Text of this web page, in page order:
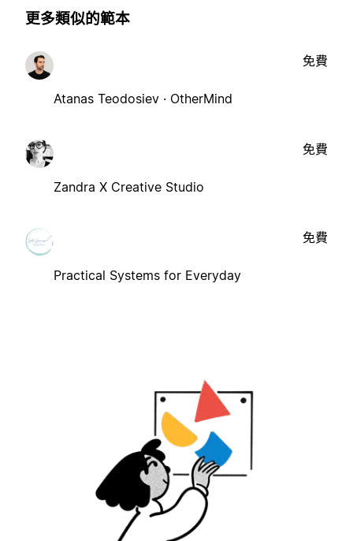
更多類似的範本
Atanas Teodosiev · OtherMind
免費
Zandra X Creative Studio
免費
Practical Systems for Everyday
免費